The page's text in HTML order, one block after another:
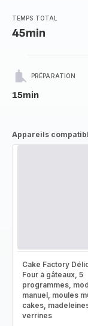
TEMPS TOTAL
45min
PRÉPARATION
15min
Appareils
Cake Factory
Four à gâteaux, 5
programmes,
manuel, moules
cakes,
verrines